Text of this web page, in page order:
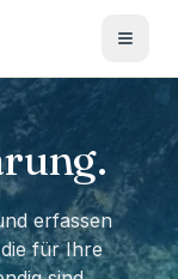
erfassen
für Ihre